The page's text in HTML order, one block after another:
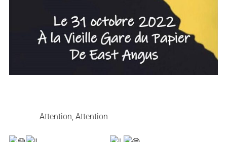
Attention, Attention